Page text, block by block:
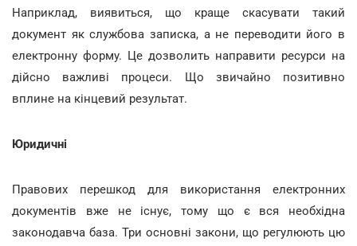
Наприклад, виявиться, що краще скасувати такий
документ як службова записка, а не переводити його в
електронну форму. Це дозволить направити ресурси на
дійсно важливі процеси. Що звичайно позитивно
вплине на кінцевий результат.
Юридичні
Правових перешкод для використання електронних
документів вже не існує, тому що є вся необхідна
законодавча база. Три основні закони, що регулюють цю